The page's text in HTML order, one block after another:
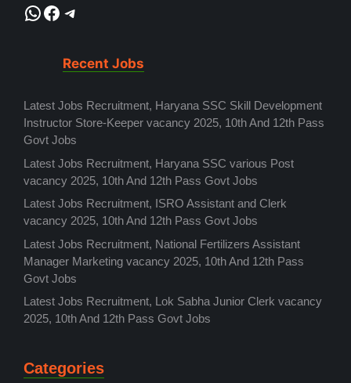
WhatsApp
Facebook
Telegram
Recent Jobs
Latest Jobs Recruitment, Haryana SSC Skill Development
Instructor Store-Keeper vacancy 2025, 10th And 12th Pass
Govt Jobs
Latest Jobs Recruitment, Haryana SSC various Post
vacancy 2025, 10th And 12th Pass Govt Jobs
Latest Jobs Recruitment, ISRO Assistant and Clerk
vacancy 2025, 10th And 12th Pass Govt Jobs
Latest Jobs Recruitment, National Fertilizers Assistant
Manager Marketing vacancy 2025, 10th And 12th Pass
Govt Jobs
Latest Jobs Recruitment, Lok Sabha Junior Clerk vacancy
2025, 10th And 12th Pass Govt Jobs
Categories